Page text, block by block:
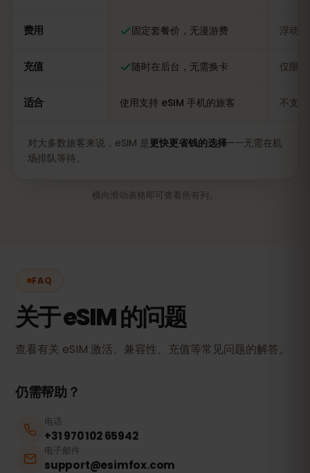
费用 固定套餐价，无漫游费 浮动
充值 随时在后台，无需换卡 仅限
适合 使用支持 eSIM 手机的旅客 不支
对大多数旅客来说，eSIM 是更快更省钱的选择——无需在机
场排队等待。
横向滑动表格即可查看所有列。
FAQ
关于 eSIM 的问题
查看有关 eSIM 激活、兼容性、充值等常见问题的解答。
仍需帮助？
电话
+31 970 102 65942
电子邮件
support@esimfox.com